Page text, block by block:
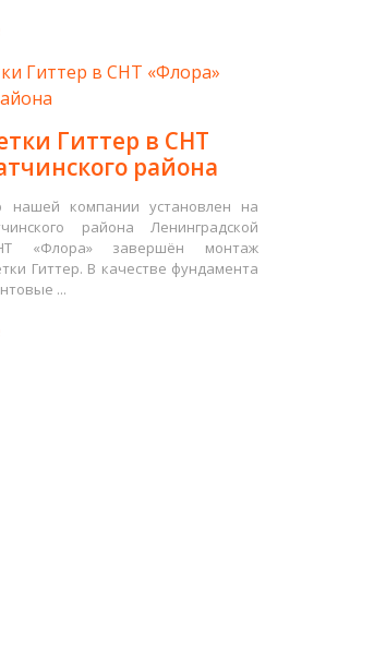
Гиттер в СНТ
района
компании установлен на
района Ленинградской
«Флора» завершён монтаж
Гиттер. В качестве фундамента
...